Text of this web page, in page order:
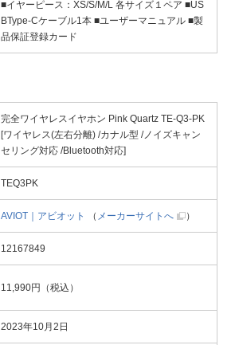
■イヤーピース：XS/S/M/L 各サイズ１ペア ■US
BType-Cケーブル1本 ■ユーザーマニュアル ■製
品保証登録カード
完全ワイヤレスイヤホン Pink Quartz TE-Q3-PK
[ワイヤレス(左右分離) /カナル型 /ノイズキャン
セリング対応 /Bluetooth対応]
TEQ3PK
AVIOT｜アビオット （ メーカーサイトへ ）
12167849
11,990円（税込）
2023年10月2日